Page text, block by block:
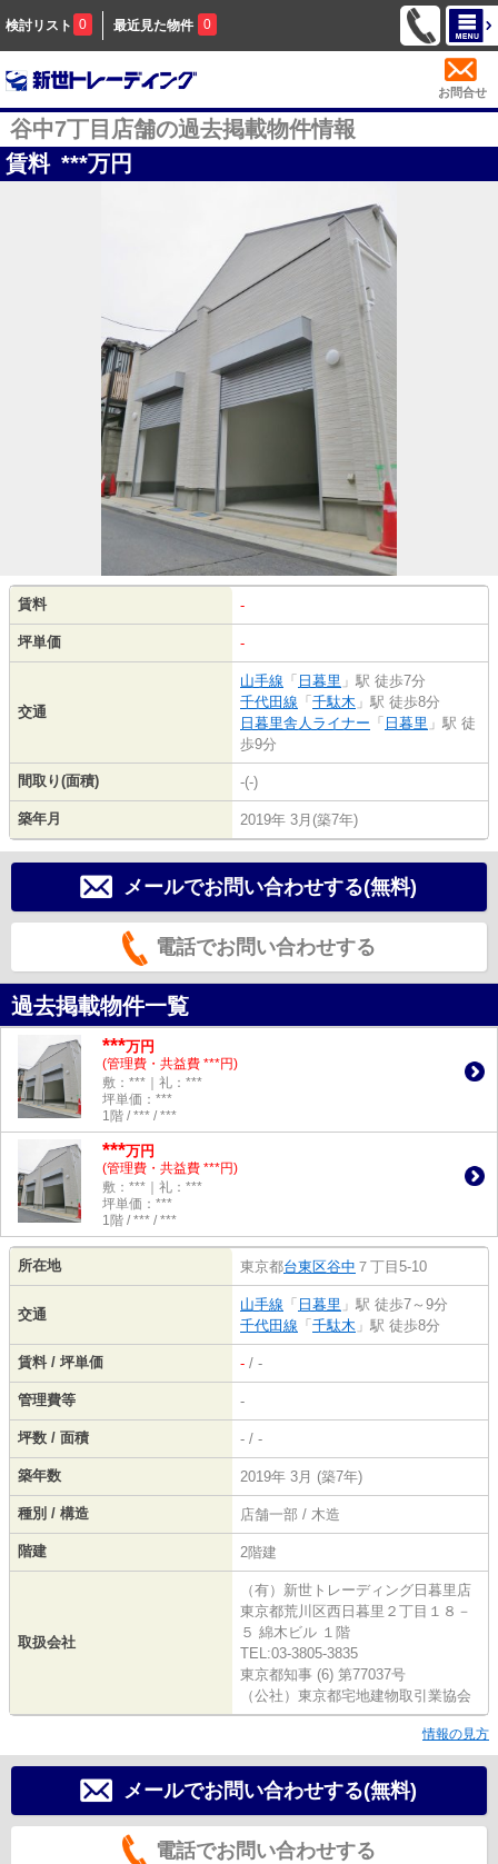
検討リスト 0 最近見た物件 0
お問合せ
谷中7丁目店舗の過去掲載物件情報
賃料 ***万円
賃料 -
坪単価 -
交通
山手線 「 日暮里 」駅 徒歩7分
千代田線 「 千駄木 」駅 徒歩8分
日暮里舎人ライナー 「 日暮里 」駅 徒
歩9分
間取り(面積) -(-)
築年月 2019年 3月(築7年)
メールでお問い合わせする(無料)
電話でお問い合わせする
過去掲載物件一覧
***万円
(管理費・共益費 ***円)
敷：***｜礼：***
坪単価：***
1階 / *** / ***
***万円
(管理費・共益費 ***円)
敷：***｜礼：***
坪単価：***
1階 / *** / ***
所在地 東京都台東区谷中 ７丁目5-10
交通
山手線 「 日暮里 」駅 徒歩7～9分
千代田線 「 千駄木 」駅 徒歩8分
賃料 / 坪単価 - / -
管理費等 -
坪数 / 面積 - / -
築年数 2019年 3月 (築7年)
種別 / 構造 店舗一部 / 木造
階建 2階建
取扱会社
（有）新世トレーディング日暮里店
東京都荒川区西日暮里２丁目１８－
５ 綿木ビル １階
TEL:03-3805-3835
東京都知事 (6) 第77037号
（公社）東京都宅地建物取引業協会
情報の見方
メールでお問い合わせする(無料)
電話でお問い合わせする